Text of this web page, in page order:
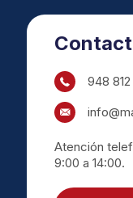
948 812
Atención
9:00 a 14:00.